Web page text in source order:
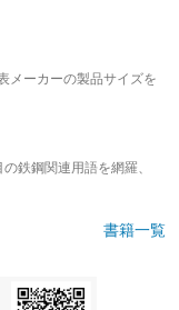
メーカーの製品サイズを
鉄鋼関連用語を網羅、
書籍一覧